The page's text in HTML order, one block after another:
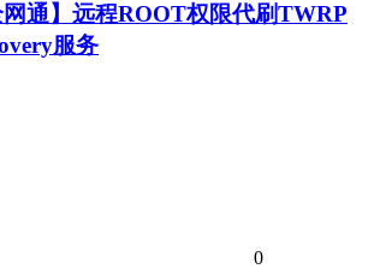
网通】远程ROOT权限代刷TWRP
服务
0